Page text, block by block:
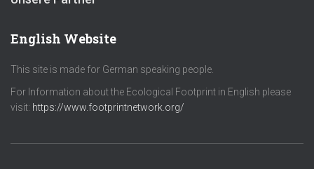
English Website
This site is made for German speaking people.
For Information about the Ecological Footprint in English please
visit: https://www.footprintnetwork.org/